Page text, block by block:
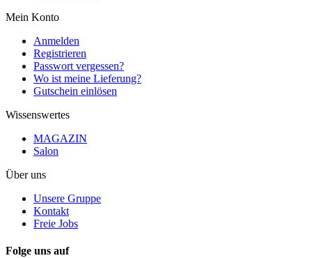
Mein Konto
Anmelden
Registrieren
Passwort vergessen?
Wo ist meine Lieferung?
Gutschein einlösen
Wissenswertes
MAGAZIN
Salon
Über uns
Unsere Gruppe
Kontakt
Freie Jobs
Folge uns auf